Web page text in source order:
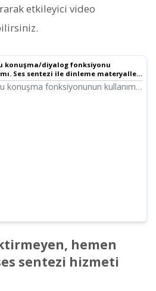
etkileyici video
konuşma/diyalog fonksiyonu
Ses sentezi ile dinleme materyalleri
metin oluşturmak artık daha kolay!
konuşma fonksiyonunun kullanımı!
hemen
sentezi hizmeti